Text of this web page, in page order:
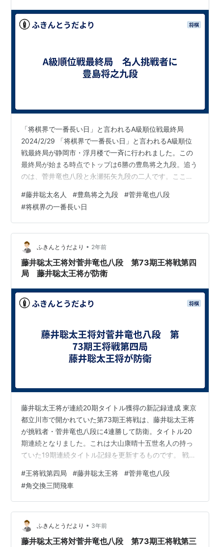
「将棋界で一番長い日」と言われるA級順位戦最終局
2024/2/29 「将棋界で一番長い日」と言われるA級順位
戦最終局が静岡市・浮月楼で一斉に行われました。この
最終局が始まる時点でトップは6勝の豊島将之九段。追う
のは、菅井竜也八段と永瀬拓矢九段の二人です。ここま
リングな展開。結果は豊島将之九段が最終局に勝利し、
名人挑戦者になりました。藤井聡太名人との七番勝負に
挑みます。 最終局の対戦相手は菅井竜也八段 この日一番
の注目は、勝てば挑戦者に決まる豊島将之九段と、勝て
ば同じ星で並びプレーオフに持ち込める菅井竜也八段と
の対局。二転三転したシーソーゲーム…
#藤井聡太名人 #豊島将之九段 #菅井竜也八段
#将棋界の一番長い日
ふきんとうだより • 2年前
藤井聡太王将対菅井竜也八段 第73期王将戦第四
局 藤井聡太王将が防衛
藤井聡太王将が連続20期タイトル獲得の新記録達成 東京
都立川市で開かれていた第73期王将戦は、藤井聡太王将
が挑戦者・菅井竜也八段に4連勝して防衛。タイトル20
期連続となりました。これは大山康晴十五世名人の持っ
ていた19期連続タイトル記録を更新するものです。 戦型
て本局でも三間飛車を選択。角交換型という菅井八段が
得意とする戦型です。双方が馬を作り、先手は矢倉模
様、後手は銀美濃という陣形に。38手(16:20頃)進んだ時
点で、藤井58:42菅井と、やや居飛車側がいいようです。
評価値でなかなかリードを奪えない菅井八段ですが、中
盤どう指すでしょうか。…
#王将戦第四局 #藤井聡太王将 #菅井竜也八段
#角交換三間飛車
ふきんとうだより • 3年前
藤井聡太王将対菅井竜也八段 第73期王将戦第三